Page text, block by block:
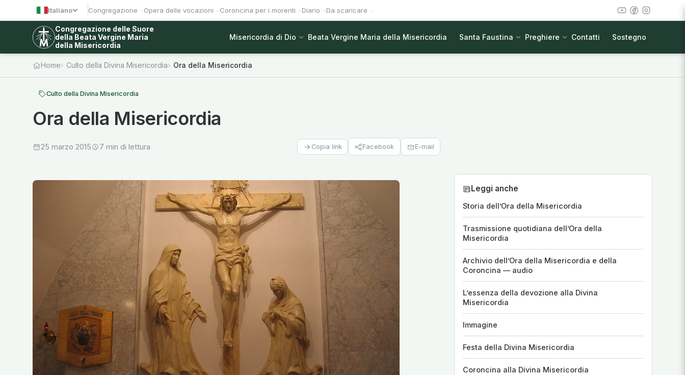
Italiano Congregazione Opera delle vocazioni Coroncina per i morenti Diario Da scaricare
Congregazione delle Suore
della Beata Vergine Maria
della Misericordia
Misericordia di Dio Beata Vergine Maria della Misericordia Santa Faustina Preghiere Contatti Sostegno
Home Culto della Divina Misericordia Ora della Misericordia
Culto della Divina Misericordia
Ora della Misericordia
25 marzo 2015 7 min di lettura Copia link Facebook E-mail
Leggi anche
Storia dell’Ora della Misericordia
Trasmissione quotidiana dell’Ora della
Misericordia
Archivio dell’Ora della Misericordia e della
Coroncina — audio
L’essenza della devozione alla Divina
Misericordia
Immagine
Festa della Divina Misericordia
Coroncina alla Divina Misericordia